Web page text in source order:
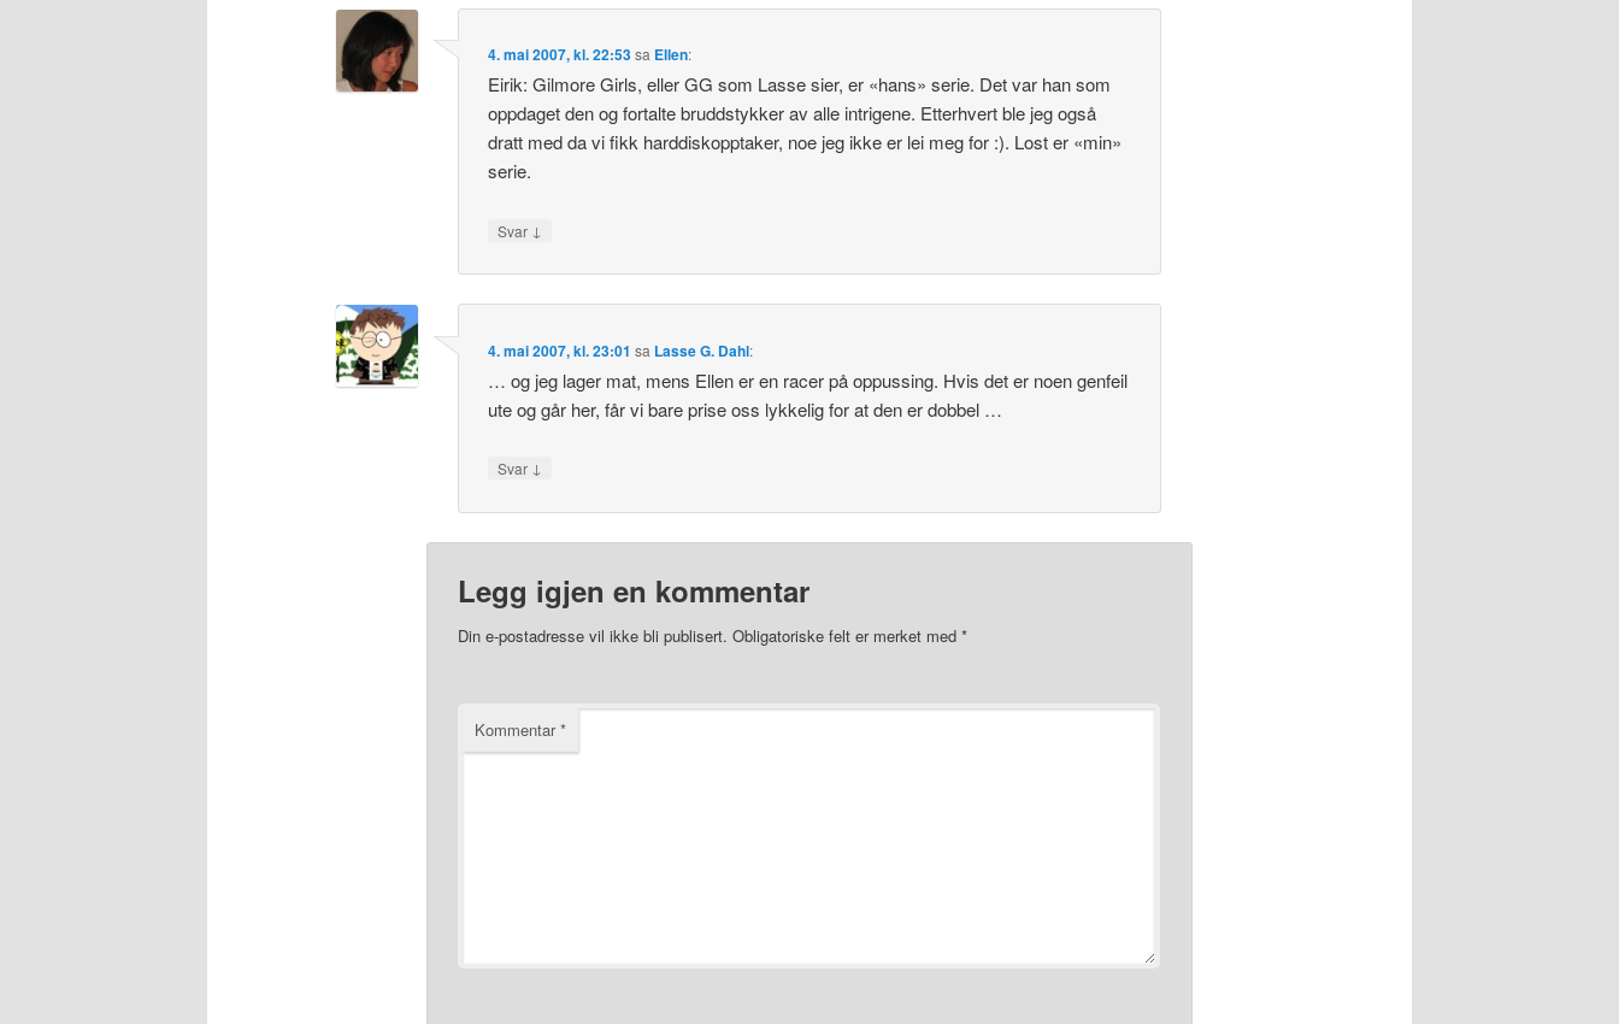
4. mai 2007, kl. 22:53sa Ellen:
Eirik: Gilmore Girls, eller GG som Lasse sier, er «hans» serie. Det var han som
oppdaget den og fortalte bruddstykker av alle intrigene. Etterhvert ble jeg også
dratt med da vi fikk harddiskopptaker, noe jeg ikke er lei meg for :). Lost er «min»
serie.
Svar ↓
4. mai 2007, kl. 23:01 sa Lasse G. Dahl:
… og jeg lager mat, mens Ellen er en racer på oppussing. Hvis det er noen genfeil
ute og går her, får vi bare prise oss lykkelig for at den er dobbel …
Svar ↓
Legg igjen en kommentar
Din e-postadresse vil ikke bli publisert. Obligatoriske felt er merket med *
Kommentar*